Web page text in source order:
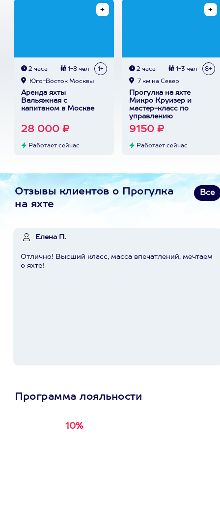
2 часа 1-8 чел 1+
Юго-Восток Москвы
Аренда яхты
Вальяжная с
капитаном в Москве
28 000 ₽
Работает сейчас
2 часа 1-3 чел 8+
7 км на Север
Прогулка на яхте
Микро Круизер и
мастер-класс по
управлению
9150 ₽
Работает сейчас
Отзывы клиентов о Прогулка
на яхте
Все
Елена П.
Отлично! Высший класс, масса впечатлений, мечтаем
о яхте!
Программа лояльности
10%